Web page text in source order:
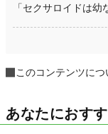
「セクサロイドは
このコンテンツにつ
あなたにおす